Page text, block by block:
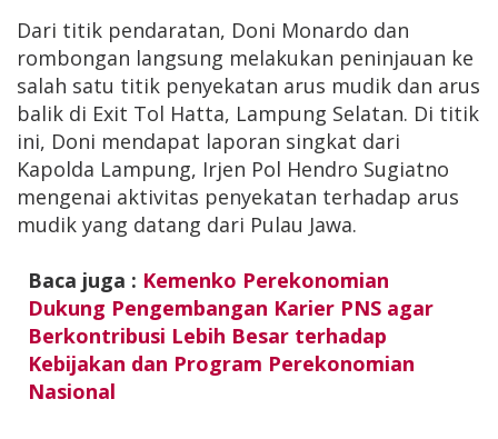
Dari titik pendaratan, Doni Monardo dan
rombongan langsung melakukan peninjauan ke
salah satu titik penyekatan arus mudik dan arus
balik di Exit Tol Hatta, Lampung Selatan. Di titik
ini, Doni mendapat laporan singkat dari
Kapolda Lampung, Irjen Pol Hendro Sugiatno
mengenai aktivitas penyekatan terhadap arus
mudik yang datang dari Pulau Jawa.
Baca juga : Kemenko Perekonomian
Dukung Pengembangan Karier PNS agar
Berkontribusi Lebih Besar terhadap
Kebijakan dan Program Perekonomian
Nasional